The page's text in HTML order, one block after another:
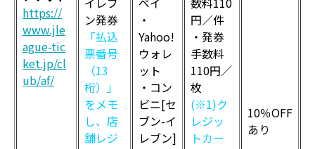
https://
www.jle
ague-tic
ket.jp/cl
ub/af/
ン発券
「払込
票番号
（13
桁）」
をメモ
し、店
舗レジ
・
Yahoo!
ウォレ
ット
・コン
ビニ[セ
ブン-イ
レブン]
円／件
・発券
手数料
110円／
枚
(※1)ク
レジッ
トカー
10％OFF
あり